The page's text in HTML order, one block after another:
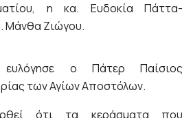
η κα. Ευδοκία Πάττα-
Μάνθα Ζιώγου.
ευλόγησε ο Πάτερ Παίσιος
των Αγίων Αποστόλων.
ότι τα κεράσματα που